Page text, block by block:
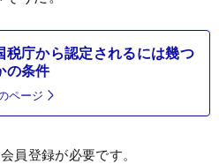
税庁から認定されるには幾つ
の条件
ページ
員登録が必要です。